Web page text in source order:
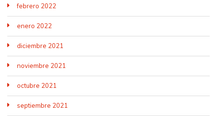
febrero 2022
enero 2022
diciembre 2021
noviembre 2021
octubre 2021
septiembre 2021